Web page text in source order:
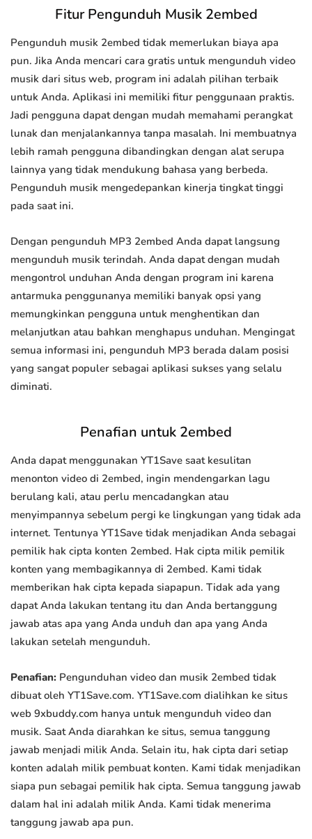
Fitur Pengunduh Musik 2embed
Pengunduh musik 2embed tidak memerlukan biaya apa
pun. Jika Anda mencari cara gratis untuk mengunduh video
musik dari situs web, program ini adalah pilihan terbaik
untuk Anda. Aplikasi ini memiliki fitur penggunaan praktis.
Jadi pengguna dapat dengan mudah memahami perangkat
lunak dan menjalankannya tanpa masalah. Ini membuatnya
lebih ramah pengguna dibandingkan dengan alat serupa
lainnya yang tidak mendukung bahasa yang berbeda.
Pengunduh musik mengedepankan kinerja tingkat tinggi
pada saat ini.
Dengan pengunduh MP3 2embed Anda dapat langsung
mengunduh musik terindah. Anda dapat dengan mudah
mengontrol unduhan Anda dengan program ini karena
antarmuka penggunanya memiliki banyak opsi yang
memungkinkan pengguna untuk menghentikan dan
melanjutkan atau bahkan menghapus unduhan. Mengingat
semua informasi ini, pengunduh MP3 berada dalam posisi
yang sangat populer sebagai aplikasi sukses yang selalu
diminati.
Penafian untuk 2embed
Anda dapat menggunakan YT1Save saat kesulitan
menonton video di 2embed, ingin mendengarkan lagu
berulang kali, atau perlu mencadangkan atau
menyimpannya sebelum pergi ke lingkungan yang tidak ada
internet. Tentunya YT1Save tidak menjadikan Anda sebagai
pemilik hak cipta konten 2embed. Hak cipta milik pemilik
konten yang membagikannya di 2embed. Kami tidak
memberikan hak cipta kepada siapapun. Tidak ada yang
dapat Anda lakukan tentang itu dan Anda bertanggung
jawab atas apa yang Anda unduh dan apa yang Anda
lakukan setelah mengunduh.
Penafian: Pengunduhan video dan musik 2embed tidak
dibuat oleh YT1Save.com. YT1Save.com dialihkan ke situs
web 9xbuddy.com hanya untuk mengunduh video dan
musik. Saat Anda diarahkan ke situs, semua tanggung
jawab menjadi milik Anda. Selain itu, hak cipta dari setiap
konten adalah milik pembuat konten. Kami tidak menjadikan
siapa pun sebagai pemilik hak cipta. Semua tanggung jawab
dalam hal ini adalah milik Anda. Kami tidak menerima
tanggung jawab apa pun.